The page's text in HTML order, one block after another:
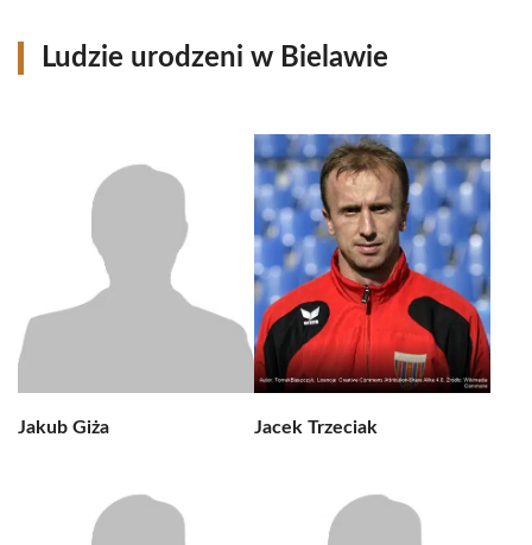
Ludzie urodzeni w Bielawie
Jakub Giża Jacek Trzeciak